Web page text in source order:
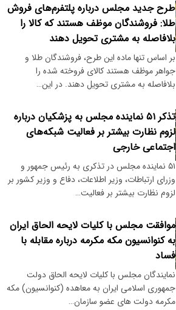
طرح جدید مجلس درباره پلتفرم‌های فروش
طلا: فروشندگان موظف هستند که کالا را
بلافاصله به مشتری تحویل دهند
بر اساس تنها ماده این طرح، فروشندگان طلا و
جواهر موظف هستند کالای فروخته شده را
بلافاصله به مشتری تحویل دهند. در این…
تذکر ۵۱ نماینده مجلس به پزشکیان درباره
لزوم نظارت بیشتر بر فعالیت شبکه‌های
اجتماعی خارجی
۵۱ نماینده مجلس در تذکری به رئیس جمهور و
وزرای ارتباطات، وزیر اطلاعات، دفاع و وزیر کشور بر
لزوم نظارت بیشتر بر فعالیت…
موافقت مجلس با کلیات لایحه الحاق ایران
به کنوانسیون مکه مکرمه درباره مقابله با
فساد
نمایندگان مجلس با کلیات لایحه الحاق دولت
جمهوری اسلامی ایران به معاهده (کنوانسیون) مکه
مکرمه دولت های عضو سازمان…